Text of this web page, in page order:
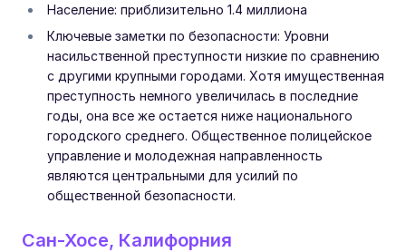
Население: приблизительно 1.4 миллиона
Ключевые заметки по безопасности: Уровни
насильственной преступности низкие по сравнению
с другими крупными городами. Хотя имущественная
преступность немного увеличилась в последние
годы, она все же остается ниже национального
городского среднего. Общественное полицейское
управление и молодежная направленность
являются центральными для усилий по
общественной безопасности.
Сан-Хосе, Калифорния